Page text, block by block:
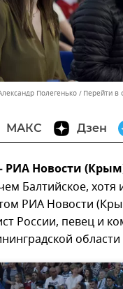
Полегенько Перейти в
МАКС Дзен
Новости
Балтийское, хотя
РИА Новости
России, певец и